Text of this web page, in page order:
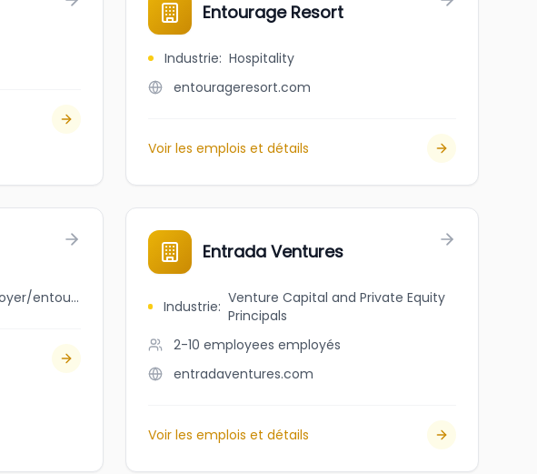
Entourage Resort
Industrie: Hospitality
entourageresort.com
Voir les emplois et détails
jobbank.gc.ca/browsejobs/employer/entourage+sur-le-lac/ca
Entrada Ventures
Industrie: Venture Capital and Private Equity
Principals
2-10 employees employés
entradaventures.com
Voir les emplois et détails